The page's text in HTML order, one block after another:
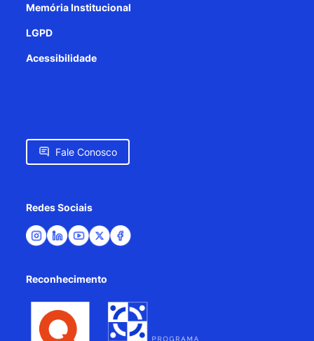
Memória Institucional
LGPD
Acessibilidade
Fale Conosco
Redes Sociais
Reconhecimento